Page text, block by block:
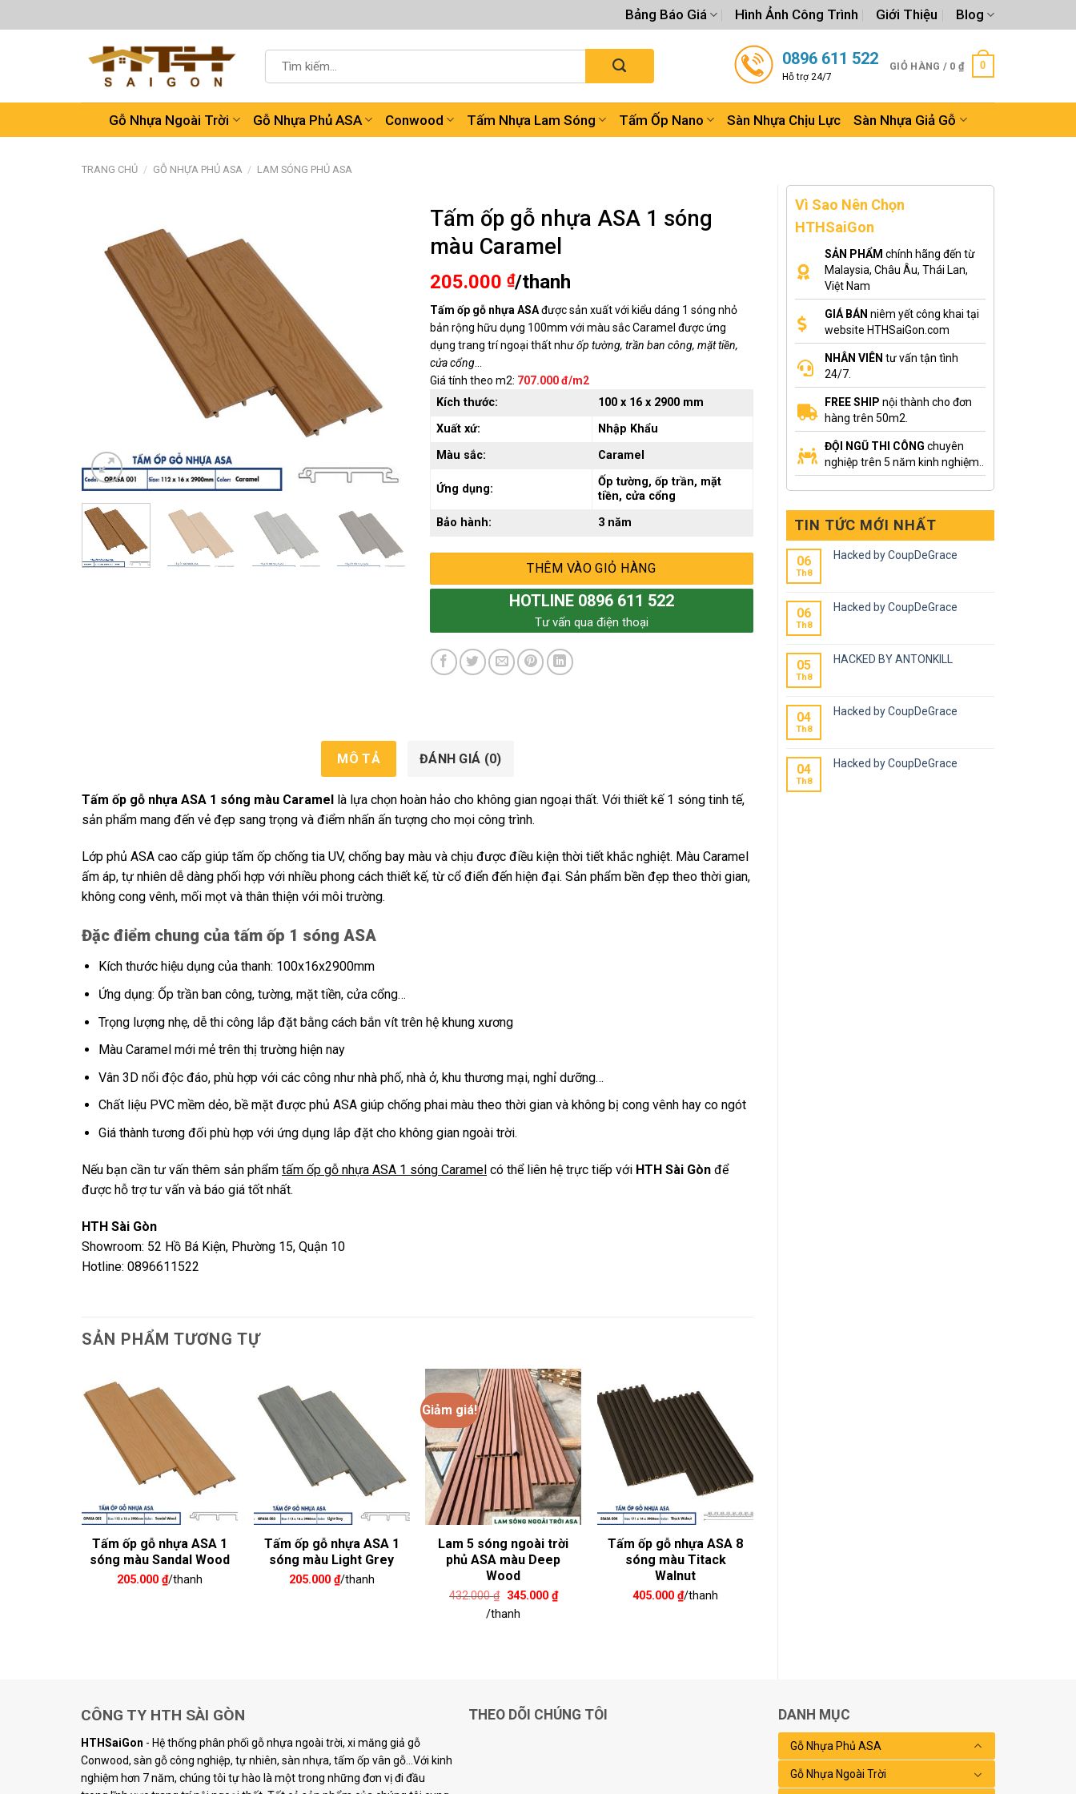
đến
Bảng Báo Giá Hình Ảnh Công Trình Giới Thiệu Blog
kiếm:
0896 611 522
Hỗ trợ 24/7
GIỎ HÀNG / 0 ₫ 0
Gỗ Nhựa Ngoài Trời Gỗ Nhựa Phủ ASA Conwood Tấm Nhựa Lam Sóng Tấm Ốp Nano Sàn Nhựa Chịu Lực Sàn Nhựa Giả Gỗ
TRANG CHỦ / GỖ NHỰA PHỦ ASA / LAM SÓNG PHỦ ASA
Vì Sao Nên Chọn
HTHSaiGon
SẢN PHẨM chính hãng đến từ
Malaysia, Châu Âu, Thái Lan,
Việt Nam
GIÁ BÁN niêm yết công khai tại
website HTHSaiGon.com
NHÂN VIÊN tư vấn tận tình
24/7.
FREE SHIP nội thành cho đơn
hàng trên 50m2.
ĐỘI NGŨ THI CÔNG chuyên
nghiệp trên 5 năm kinh nghiệm..
TIN TỨC MỚI NHẤT
06
Th8
Hacked by CoupDeGrace
06
Th8
Hacked by CoupDeGrace
05
Th8
HACKED BY ANTONKILL
04
Th8
Hacked by CoupDeGrace
04
Th8
Hacked by CoupDeGrace
Tấm ốp gỗ nhựa ASA 1 sóng
màu Caramel
205.000 ₫/thanh
Tấm ốp gỗ nhựa ASAđược sản xuất với kiểu dáng 1 sóng nhỏ
bản rộng hữu dụng 100mm với màu sắc Caramel được ứng
dụng trang trí ngoại thất nhưốp tường, trần ban công, mặt tiền,
cửa cổng…
Giá tính theo m2: 707.000 đ/m2
Kích thước:
100 x 16 x 2900 mm
Xuất xứ:
Nhập Khẩu
Màu sắc:
Caramel
Ứng dụng:
Ốp tường, ốp trần, mặt
tiền, cửa cổng
Bảo hành:
3 năm
THÊM VÀO GIỎ HÀNG
HOTLINE 0896 611 522
Tư vấn qua điện thoại
MÔ TẢ ĐÁNH GIÁ (0)
Tấm ốp gỗ nhựa ASA 1 sóng màu Caramel là lựa chọn hoàn hảo cho không gian ngoại thất. Với thiết kế 1 sóng tinh tế,
sản phẩm mang đến vẻ đẹp sang trọng và điểm nhấn ấn tượng cho mọi công trình.
Lớp phủ ASA cao cấp giúp tấm ốp chống tia UV, chống bay màu và chịu được điều kiện thời tiết khắc nghiệt. Màu Caramel
ấm áp, tự nhiên dễ dàng phối hợp với nhiều phong cách thiết kế, từ cổ điển đến hiện đại. Sản phẩm bền đẹp theo thời gian,
không cong vênh, mối mọt và thân thiện với môi trường.
Đặc điểm chung của tấm ốp 1 sóng ASA
Kích thước hiệu dụng của thanh: 100x16x2900mm
Ứng dụng: Ốp trần ban công, tường, mặt tiền, cửa cổng…
Trọng lượng nhẹ, dễ thi công lắp đặt bằng cách bắn vít trên hệ khung xương
Màu Caramel mới mẻ trên thị trường hiện nay
Vân 3D nổi độc đáo, phù hợp với các công như nhà phố, nhà ở, khu thương mại, nghỉ dưỡng…
Chất liệu PVC mềm dẻo, bề mặt được phủ ASA giúp chống phai màu theo thời gian và không bị cong vênh hay co ngót
Giá thành tương đối phù hợp với ứng dụng lắp đặt cho không gian ngoài trời.
Nếu bạn cần tư vấn thêm sản phẩm tấm ốp gỗ nhựa ASA 1 sóng Caramel có thể liên hệ trực tiếp với HTH Sài Gòn để
được hỗ trợ tư vấn và báo giá tốt nhất.
HTH Sài Gòn
Showroom: 52 Hồ Bá Kiện, Phường 15, Quận 10
Hotline: 0896611522
SẢN PHẨM TƯƠNG TỰ
Tấm ốp gỗ nhựa ASA 1
sóng màu Sandal Wood
205.000 ₫/thanh
Tấm ốp gỗ nhựa ASA 1
sóng màu Light Grey
205.000 ₫/thanh
Giảm giá!
Lam 5 sóng ngoài trời
phủ ASA màu Deep
Wood
432.000₫ Giá
gốc
là:
345.000 ₫Giá
hiện
/thanh
Tấm ốp gỗ nhựa ASA 8
sóng màu Titack
Walnut
405.000₫/thanh
CÔNG TY HTH SÀI GÒN
HTHSaiGon - Hệ thống phân phối gỗ nhựa ngoài trời, xi măng giả gỗ
Conwood, sàn gỗ công nghiệp, tự nhiên, sàn nhựa, tấm ốp vân gỗ...Với kinh
nghiệm hơn 7 năm, chúng tôi tự hào là một trong những đơn vị đi đầu
THEO DÕI CHÚNG TÔI DANH MỤC
Gỗ Nhựa Phủ ASA
Gỗ Nhựa Ngoài Trời